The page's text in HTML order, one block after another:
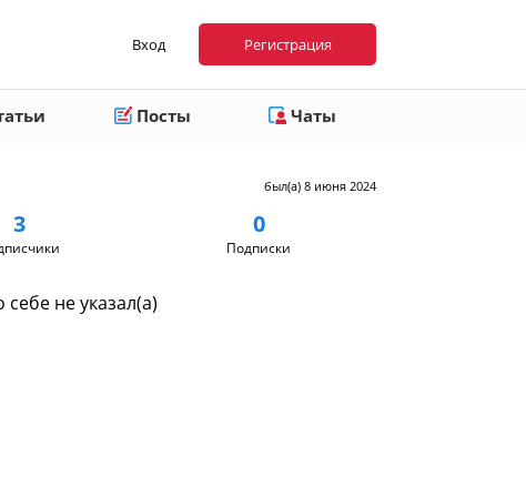
Вход Регистрация
Посты Чаты
был(а) 8 июня 2024
3 0
Подписки
не указал(а)